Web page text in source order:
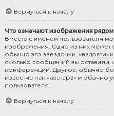
Вернуться к началу
Что означают изображения
Вместе с именем пользователя
изображения. Одно из них может
обычно это звёздочки,
сколько сообщений вы оставили,
конференции. Другое, обычно
известно как «аватара» и обычно
пользователя.
Вернуться к началу